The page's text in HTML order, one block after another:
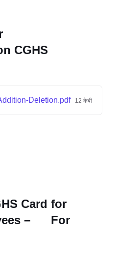
CGHS
Deletion.pdf 12 केबी
Card for
– For